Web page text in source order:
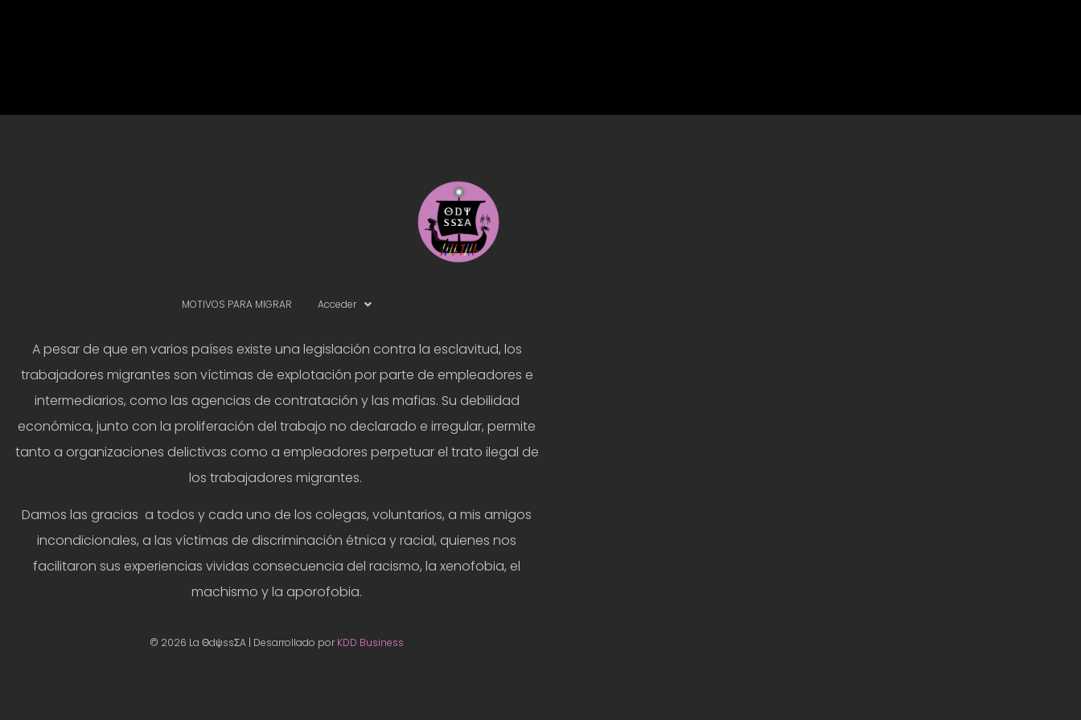
MOTIVOS PARA MIGRAR Acceder
A pesar de que en varios países existe una legislación contra la esclavitud, los
trabajadores migrantes son víctimas de explotación por parte de empleadores e
intermediarios, como las agencias de contratación y las mafias. Su debilidad
económica, junto con la proliferación del trabajo no declarado e irregular, permite
tanto a organizaciones delictivas como a empleadores perpetuar el trato ilegal de
los trabajadores migrantes.
Damos las gracias a todos y cada uno de los colegas, voluntarios, a mis amigos
incondicionales, a las víctimas de discriminación étnica y racial, quienes nos
facilitaron sus experiencias vividas consecuencia del racismo, la xenofobia, el
machismo y la aporofobia.
© 2026 La ΘdψssΣA | Desarrollado por KDD Business